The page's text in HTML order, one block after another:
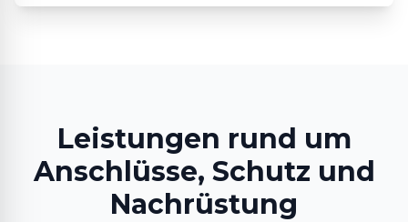
Leistungen rund um
Anschlüsse, Schutz und
Nachrüstung